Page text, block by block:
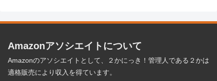
Amazonアソシエイトについて
Amazonのアソシエイトとして、２かにっき！管理人である２かは
適格販売により収入を得ています。